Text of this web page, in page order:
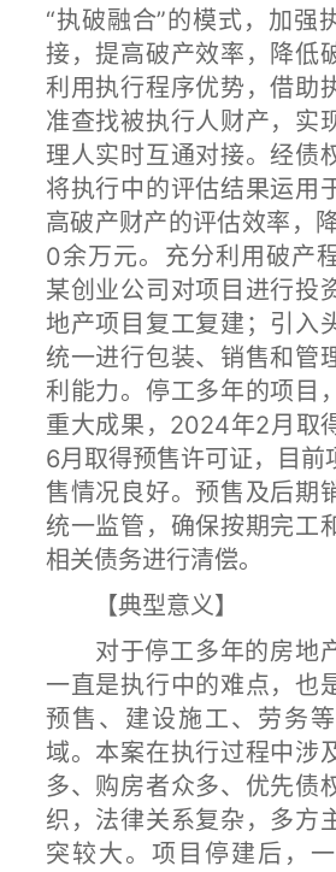
“执破融合”的模式，加强
接，提高破产效率，降低
利用执行程序优势，借助
准查找被执行人财产，实
理人实时互通对接。经债
将执行中的评估结果运用
高破产财产的评估效率，
0余万元。充分利用破产
某创业公司对项目进行投
地产项目复工复建；引入
统一进行包装、销售和管
利能力。停工多年的项目
重大成果，2024年2月取
6月取得预售许可证，目前
售情况良好。预售及后期
统一监管，确保按期完工
相关债务进行清偿。
【典型意义】
对于停工多年的房地产
一直是执行中的难点，也
预售、建设施工、劳务
域。本案在执行过程中涉
多、购房者众多、优先债
织，法律关系复杂，多方
突较大。项目停建后，